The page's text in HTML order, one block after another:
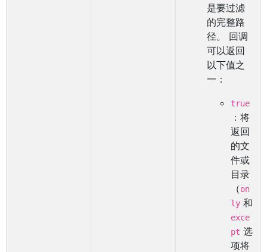
是要过滤
的完整路
径。 回调
可以返回
以下值之
一：
true
：将
返回
的文
件或
目录
（on
ly 和
exce
pt 选
项将